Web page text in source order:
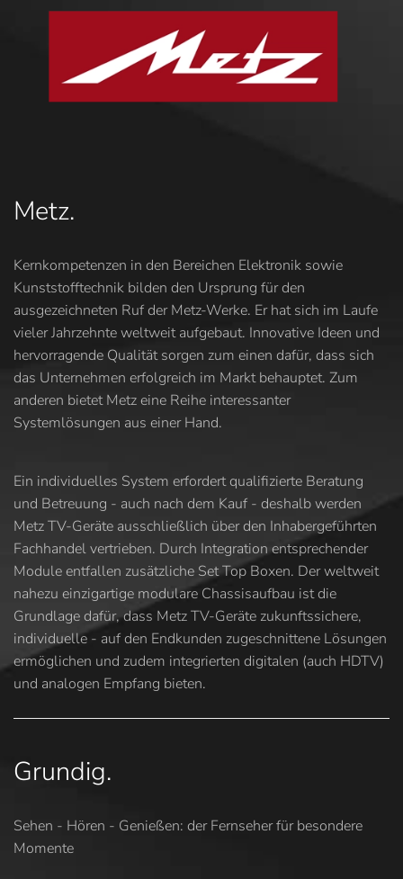
Metz.
Kernkompetenzen in den Bereichen Elektronik sowie
Kunststofftechnik bilden den Ursprung für den
ausgezeichneten Ruf der Metz-Werke. Er hat sich im Laufe
vieler Jahrzehnte weltweit aufgebaut. Innovative Ideen und
hervorragende Qualität sorgen zum einen dafür, dass sich
das Unternehmen erfolgreich im Markt behauptet. Zum
anderen bietet Metz eine Reihe interessanter
Systemlösungen aus einer Hand.
Ein individuelles System erfordert qualifizierte Beratung
und Betreuung - auch nach dem Kauf - deshalb werden
Metz TV-Geräte ausschließlich über den Inhabergeführten
Fachhandel vertrieben. Durch Integration entsprechender
Module entfallen zusätzliche Set Top Boxen. Der weltweit
nahezu einzigartige modulare Chassisaufbau ist die
Grundlage dafür, dass Metz TV-Geräte zukunftssichere,
individuelle - auf den Endkunden zugeschnittene Lösungen
ermöglichen und zudem integrierten digitalen (auch HDTV)
und analogen Empfang bieten.
Grundig.
Sehen - Hören - Genießen: der Fernseher für besondere
Momente